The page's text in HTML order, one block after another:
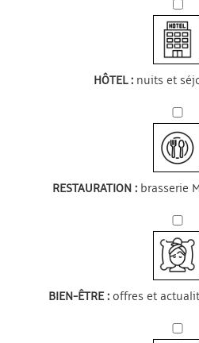
HÔTEL :nuits et
RESTAURATION :brasserie
BIEN-ÊTRE : offres et